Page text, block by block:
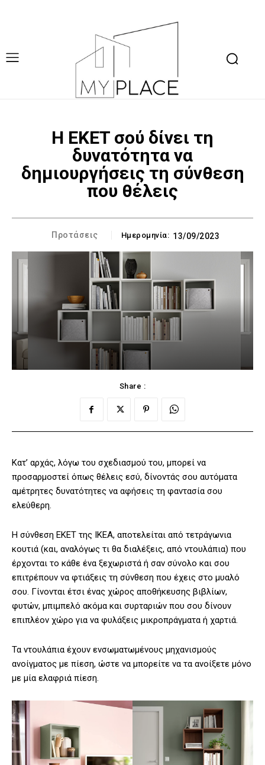
H EKET σού δίνει τη
δυνατότητα να
δημιουργήσεις τη σύνθεση
που θέλεις
Προτάσεις Ημερομηνία: 13/09/2023
Share :
Κατ’ αρχάς, λόγω του σχεδιασμού του, μπορεί να
προσαρμοστεί όπως θέλεις εσύ, δίνοντάς σου αυτόματα
αμέτρητες δυνατότητες να αφήσεις τη φαντασία σου
ελεύθερη.
Η σύνθεση EKET της IKEA, αποτελείται από τετράγωνια
κουτιά (και, αναλόγως τι θα διαλέξεις, από ντουλάπια) που
έρχονται το κάθε ένα ξεχωριστά ή σαν σύνολο και σου
επιτρέπουν να φτιάξεις τη σύνθεση που έχεις στο μυαλό
σου. Γίνονται έτσι ένας χώρος αποθήκευσης βιβλίων,
φυτών, μπιμπελό ακόμα και συρταριών που σου δίνουν
επιπλέον χώρο για να φυλάξεις μικροπράγματα ή χαρτιά.
Τα ντουλάπια έχουν ενσωματωμένους μηχανισμούς
ανοίγματος με πίεση, ώστε να μπορείτε να τα ανοίξετε μόνο
με μία ελαφριά πίεση.